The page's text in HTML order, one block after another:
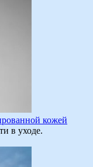
кожей
в уходе.